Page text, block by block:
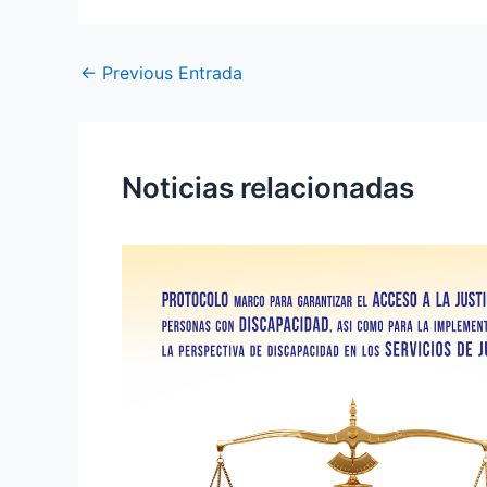
← Previous Entrada
Noticias relacionadas